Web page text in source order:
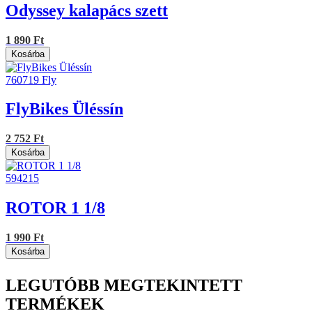
Odyssey kalapács szett
1 890 Ft
Kosárba
760719 Fly
FlyBikes Üléssín
2 752 Ft
Kosárba
594215
ROTOR 1 1/8
1 990 Ft
Kosárba
LEGUTÓBB MEGTEKINTETT
TERMÉKEK